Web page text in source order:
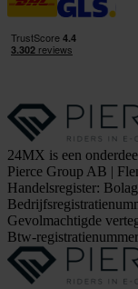
24MX is een
Pierce Group AB |
Handelsregister:
Gevolmachtigde
Btw-